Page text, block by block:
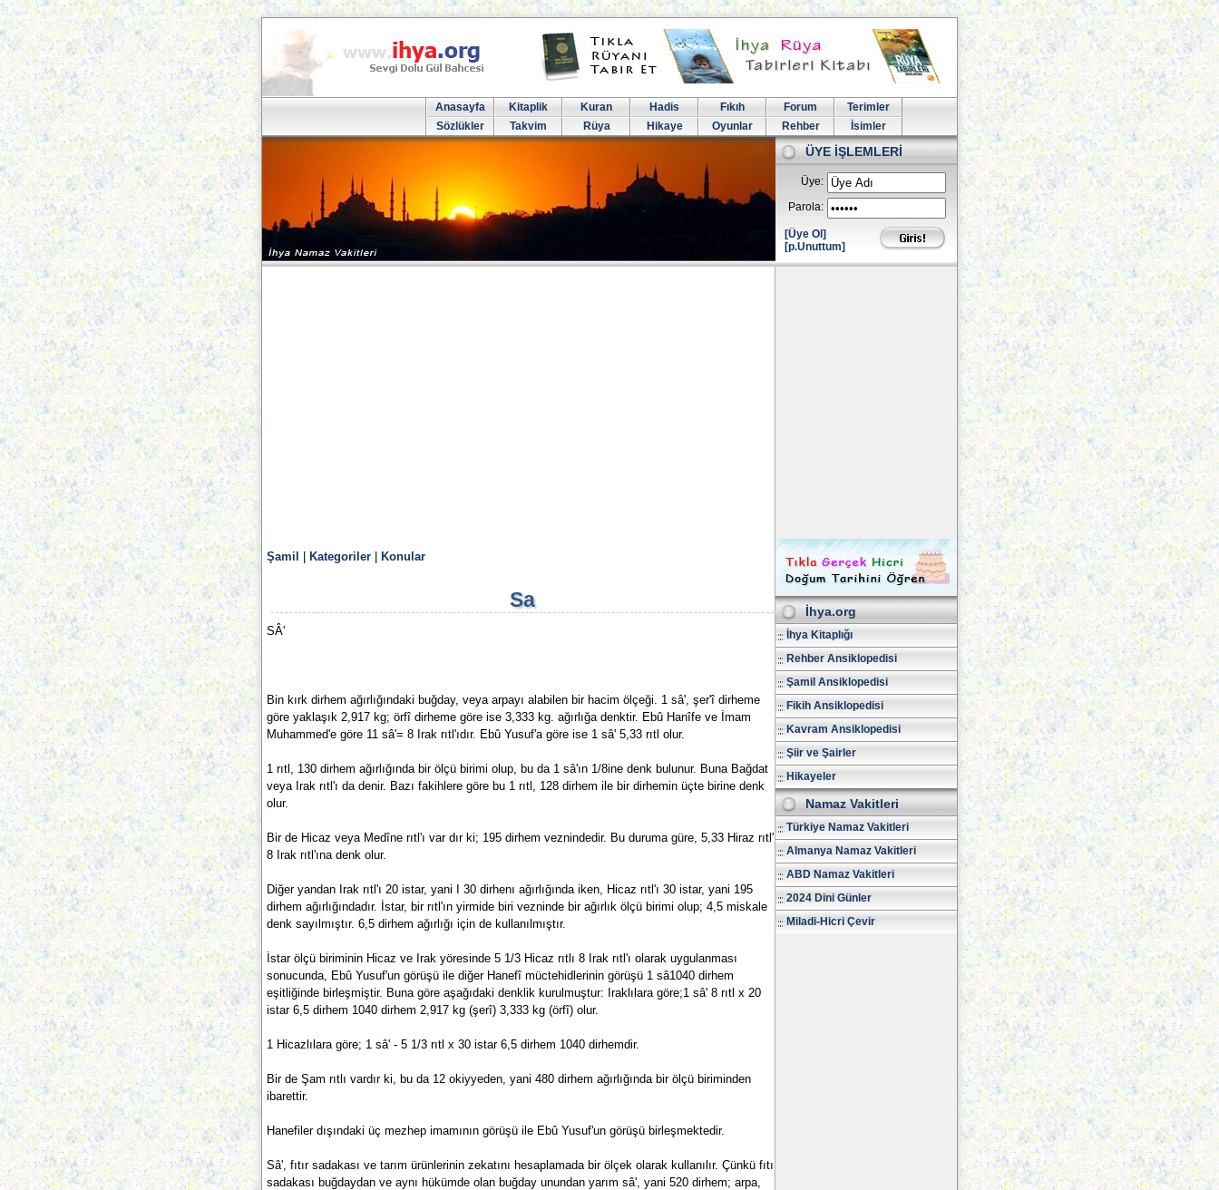
Anasayfa Kitaplik Kuran Hadis Fıkıh Forum
Terimler
Sözlükler
Takvim Rüya Hikaye Oyunlar Rehber İsimler
ÜYE İŞLEMLERİ
Üye:
Parola:
[Üye Ol]
[p.Unuttum]
Şamil Kategoriler Konular
Sa
SÂ'
Bin kırk dirhem ağırlığındaki buğday, veya arpayı alabilen bir hacim ölçeği. 1 sâ', şer'î dirheme
göre yaklaşık 2,917 kg; örfî dirheme göre ise 3,333 kg. ağırlığa denktir. Ebû Hanîfe ve İmam
Muhammed'e göre 11 sâ'= 8 Irak rıtl'ıdır. Ebû Yusuf'a göre ise 1 sâ' 5,33 rıtl olur.
1 rıtl, 130 dirhem ağırlığında bir ölçü birimi olup, bu da 1 sâ'ın 1/8ine denk bulunur. Buna Bağdat
veya Irak rıtl'ı da denir. Bazı fakihlere göre bu 1 rıtl, 128 dirhem ile bir dirhemin üçte birine denk
olur.
Bir de Hicaz veya Medîne rıtl'ı var dır ki; 195 dirhem veznindedir. Bu duruma güre, 5,33 Hiraz rıtl'ı
8 Irak rıtl'ına denk olur.
Diğer yandan Irak rıtl'ı 20 istar, yani I 30 dirhenı ağırlığında iken, Hicaz rıtl'ı 30 istar, yani 195
dirhem ağırlığındadır. İstar, bir rıtl'ın yirmide biri vezninde bir ağırlık ölçü birimi olup; 4,5 miskale
denk sayılmıştır. 6,5 dirhem ağırlığı için de kullanılmıştır.
İstar ölçü biriminin Hicaz ve Irak yöresinde 5 1/3 Hicaz rıtlı 8 Irak rıtl'ı olarak uygulanması
sonucunda, Ebû Yusuf'un görüşü ile diğer Hanefî müctehidlerinin görüşü 1 sâ1040 dirhem
eşitliğinde birleşmiştir. Buna göre aşağıdaki denklik kurulmuştur: Iraklılara göre;1 sâ' 8 rıtl x 20
istar 6,5 dirhem 1040 dirhem 2,917 kg (şerî) 3,333 kg (örfî) olur.
1 Hicazlılara göre; 1 sâ' - 5 1/3 rıtl x 30 istar 6,5 dirhem 1040 dirhemdir.
Bir de Şam rıtlı vardır ki, bu da 12 okiyyeden, yani 480 dirhem ağırlığında bir ölçü biriminden
ibarettir.
Hanefiler dışındaki üç mezhep imamının görüşü ile Ebû Yusuf'un görüşü birleşmektedir.
Sâ', fıtır sadakası ve tarım ürünlerinin zekatını hesaplamada bir ölçek olarak kullanılır. Çünkü fıtır
sadakası buğdaydan ve aynı hükümde olan buğday unundan yarım sâ', yani 520 dirhem; arpa,
İhya.org
İhya Kitaplığı
Rehber Ansiklopedisi
Şamil Ansiklopedisi
Fikih Ansiklopedisi
Kavram Ansiklopedisi
Şiir ve Şairler
Hikayeler
Namaz Vakitleri
Türkiye Namaz Vakitleri
Almanya Namaz Vakitleri
ABD Namaz Vakitleri
2024 Dini Günler
Miladi-Hicri Çevir